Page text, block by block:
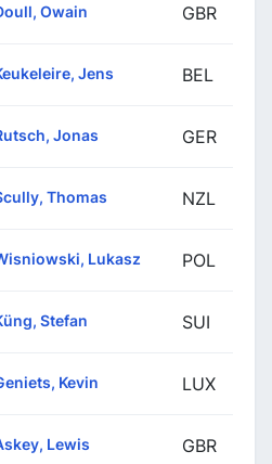
Owain GBR
Jens BEL
Jonas GER
Thomas NZL
Lukasz POL
Stefan SUI
Kevin LUX
Lewis GBR